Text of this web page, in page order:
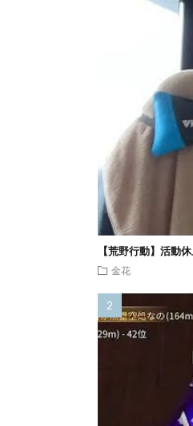
【荒野行動】活動
金花